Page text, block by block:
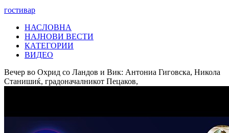
гостивар
НАСЛОВНА
НАЈНОВИ ВЕСТИ
КАТЕГОРИИ
ВИДЕО
Вечер во Охрид со Ландов и Вик: Антониа Гиговска, Никола
Станишиќ, градоначалникот Пецаков,